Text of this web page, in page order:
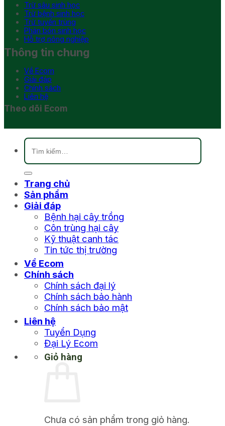
Trừ sâu sinh học
Trừ bệnh sinh học
Trừ tuyến trùng
Phân bón sinh học
Hỗ trợ nông nghiệp
Thông tin chung
Về Ecom
Giải đáp
Chính sách
Liên hệ
Theo dõi Ecom
Tìm
kiếm:
Trang chủ
Sản phẩm
Giải đáp
Bệnh hại cây trồng
Côn trùng hại cây
Kỹ thuật canh tác
Tin tức thị trường
Về Ecom
Chính sách
Chính sách đại lý
Chính sách bảo hành
Chính sách bảo mật
Liên hệ
Tuyển Dụng
Đại Lý Ecom
Giỏ hàng
Chưa có sản phẩm trong giỏ hàng.